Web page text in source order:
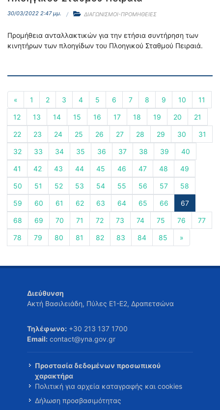
30/03/2022 2:47 μμ. ΔΙΑΓΩΝΙΣΜΟΙ-ΠΡΟΜΗΘΕΙΕΣ
Προμήθεια ανταλλακτικών για την ετήσια συντήρηση των
κινητήρων των πλοηγίδων του Πλοηγικού Σταθμού Πειραιά.
« 1 2 3 4 5 6 7 8 9 10 11
12 13 14 15 16 17 18 19 20 21
22 23 24 25 26 27 28 29 30 31
32 33 34 35 36 37 38 39 40
41 42 43 44 45 46 47 48 49
50 51 52 53 54 55 56 57 58
59 60 61 62 63 64 65 66 67
68 69 70 71 72 73 74 75 76 77
78 79 80 81 82 83 84 85 »
Διεύθυνση
Ακτή Βασιλειάδη, Πύλες Ε1-Ε2, Δραπετσώνα
Τηλέφωνο: +30 213 137 1700
Email: contact@yna.gov.gr
Προστασία δεδομένων προσωπικού
χαρακτήρα
Πολιτική για αρχεία καταγραφής και cookies
Δήλωση προσβασιμότητας